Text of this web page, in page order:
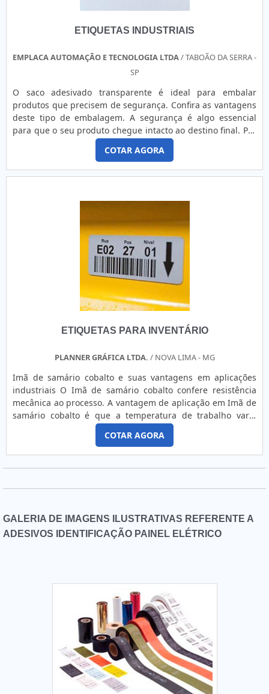
ETIQUETAS INDUSTRIAIS
EMPLACA AUTOMAÇÃO E TECNOLOGIA LTDA/ TABOÃO DA SERRA -
SP
O saco adesivado transparente é ideal para embalar
produtos que precisem de segurança. Confira as vantagens
deste tipo de embalagem. A segurança é algo essencial
para que o seu produto chegue intacto ao destino final. Por
isso, um tipo de embalagem recomendado é o saco
adesivado transparente, que pode ser fabricado em PEBD,
PEAD, PP e BOPP. O saco adesivado transparente pode ter
COTAR AGORA
ETIQUETAS PARA INVENTÁRIO
PLANNER GRÁFICA LTDA. / NOVA LIMA - MG
Imã de samário cobalto e suas vantagens em aplicações
industriais O Imã de samário cobalto confere resistência
mecânica ao processo. A vantagem de aplicação em Imã de
samário cobalto é que a temperatura de trabalho varia
entre 250°C à 350°C dependendo da composição. De alta
resistência à desmagnetização e à oxidação, são
normalmente aplicados em motores de alta performance,
servomotores, equipamentos de separação ferrosa para
COTAR AGORA
GALERIA DE IMAGENS ILUSTRATIVAS REFERENTE A
ADESIVOS IDENTIFICAÇÃO PAINEL ELÉTRICO